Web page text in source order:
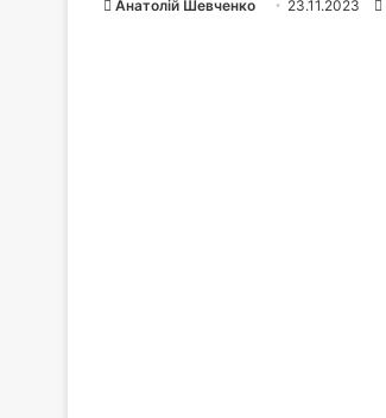
Анатолій Шевченко 23.11.2023